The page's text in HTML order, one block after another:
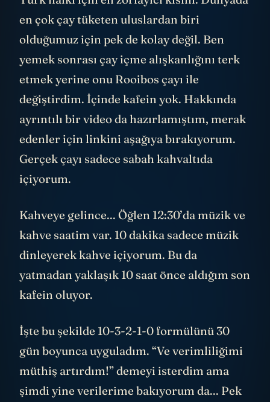
en çok çay tüketen uluslardan biri
olduğumuz için pek de kolay değil. Ben
yemek sonrası çay içme alışkanlığını terk
etmek yerine onu Rooibos çayı ile
değiştirdim. İçinde kafein yok. Hakkında
ayrıntılı bir video da hazırlamıştım, merak
edenler için linkini aşağıya bırakıyorum.
Gerçek çayı sadece sabah kahvaltıda
içiyorum.
Kahveye gelince... Öğlen 12:30’da müzik ve
kahve saatim var. 10 dakika sadece müzik
dinleyerek kahve içiyorum. Bu da
yatmadan yaklaşık 10 saat önce aldığım son
kafein oluyor.
İşte bu şekilde 10-3-2-1-0 formülünü 30
gün boyunca uyguladım. “Ve verimliliğimi
müthiş artırdım!” demeyi isterdim ama
şimdi yine verilerime bakıyorum da... Pek